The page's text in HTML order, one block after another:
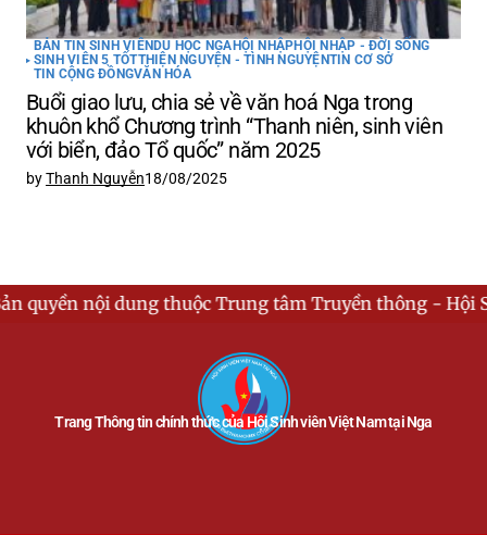
BẢN TIN SINH VIÊNDU HỌC NGAHỘI NHẬPHỘI NHẬP - ĐỜI SỐNG
SINH VIÊN 5 TỐTTHIỆN NGUYỆN - TÌNH NGUYỆNTIN CƠ SỞ
TIN CỘNG ĐỒNGVĂN HÓA
Buổi giao lưu, chia sẻ về văn hoá Nga trong
khuôn khổ Chương trình “Thanh niên, sinh viên
với biển, đảo Tổ quốc” năm 2025
byThanh Nguyễn18/08/2025
thuộc Trung tâm Truyền thông - Hội Sinh viên Việt
Trang Thông tin chính thức của Hội Sinh viên Việt Nam tại Nga